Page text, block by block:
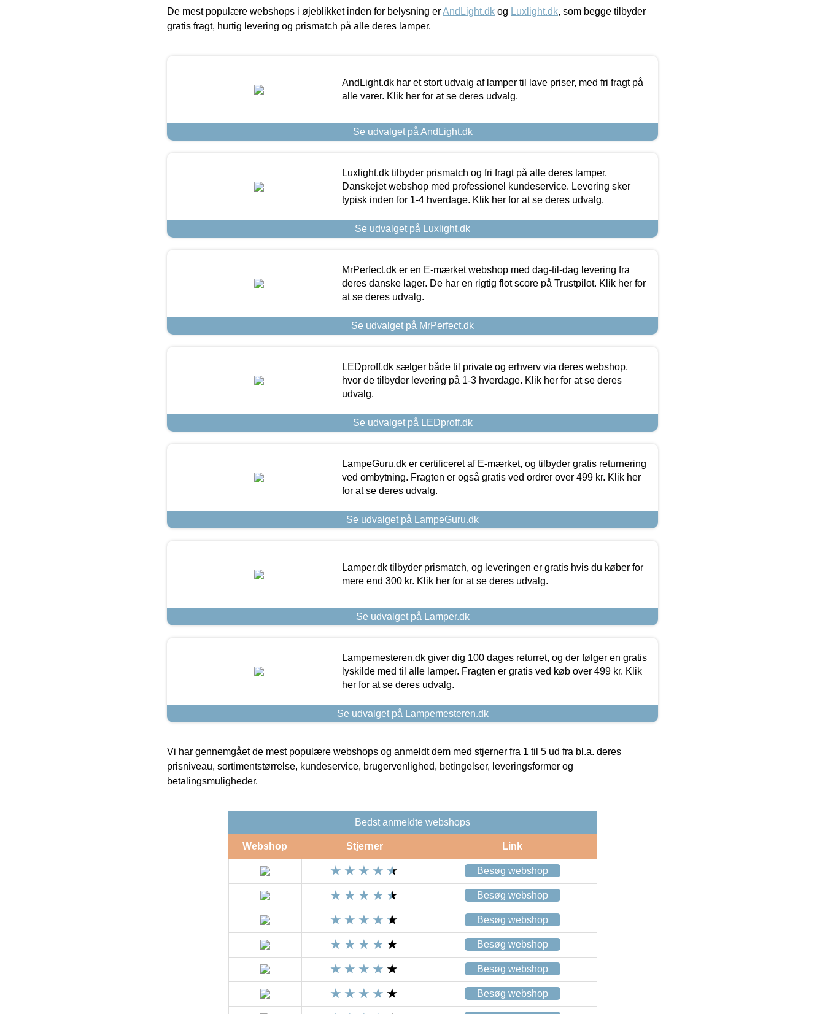
De mest populære webshops i øjeblikket inden for belysning erAndLight.dk og Luxlight.dk, som begge tilbyder
gratis fragt, hurtig levering og prismatch på alle deres lamper.
AndLight.dk har et stort udvalg af lamper til lave priser, med fri fragt på
alle varer. Klik her for at se deres udvalg.
Se udvalget på AndLight.dk
Luxlight.dk tilbyder prismatch og fri fragt på alle deres lamper.
Danskejet webshop med professionel kundeservice. Levering sker
typisk inden for 1-4 hverdage. Klik her for at se deres udvalg.
Se udvalget på Luxlight.dk
MrPerfect.dk er en E-mærket webshop med dag-til-dag levering fra
deres danske lager. De har en rigtig flot score på Trustpilot. Klik her for
at se deres udvalg.
Se udvalget på MrPerfect.dk
LEDproff.dk sælger både til private og erhverv via deres webshop,
hvor de tilbyder levering på 1-3 hverdage. Klik her for at se deres
udvalg.
Se udvalget på LEDproff.dk
LampeGuru.dk er certificeret af E-mærket, og tilbyder gratis returnering
ved ombytning. Fragten er også gratis ved ordrer over 499 kr. Klik her
for at se deres udvalg.
Se udvalget på LampeGuru.dk
Lamper.dk tilbyder prismatch, og leveringen er gratis hvis du køber for
mere end 300 kr. Klik her for at se deres udvalg.
Se udvalget på Lamper.dk
Lampemesteren.dk giver dig 100 dages returret, og der følger en gratis
lyskilde med til alle lamper. Fragten er gratis ved køb over 499 kr. Klik
her for at se deres udvalg.
Se udvalget på Lampemesteren.dk
Vi har gennemgået de mest populære webshops og anmeldt dem med stjerner fra 1 til 5 ud fra bl.a. deres
prisniveau, sortimentstørrelse, kundeservice, brugervenlighed, betingelser, leveringsformer og
betalingsmuligheder.
Bedst anmeldte webshops
Webshop Stjerner Link
Besøg webshop
Besøg webshop
Besøg webshop
Besøg webshop
Besøg webshop
Besøg webshop